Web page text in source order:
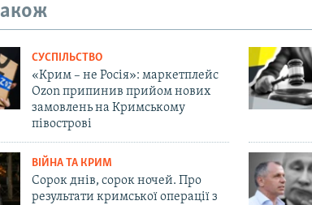
СУСПІЛЬСТВО
«Крим – не Росія»: маркетплейс
Ozon припинив прийом нових
замовлень на Кримському
півострові
ВІЙНА ТА КРИМ
Сорок днів, сорок ночей. Про
результати кримської операції з